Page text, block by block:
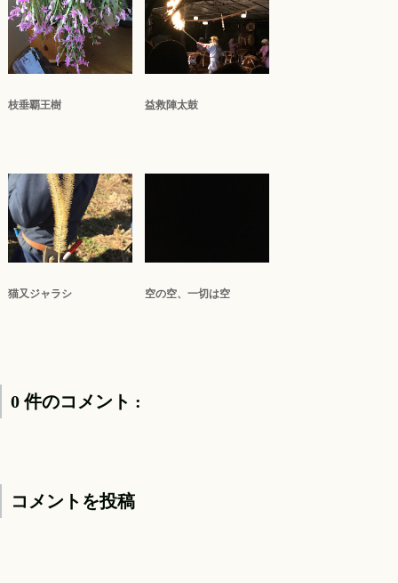
枝垂覇王樹 益救陣太鼓
猫又ジャラシ 空の空、一切は空
0 件のコメント :
コメントを投稿